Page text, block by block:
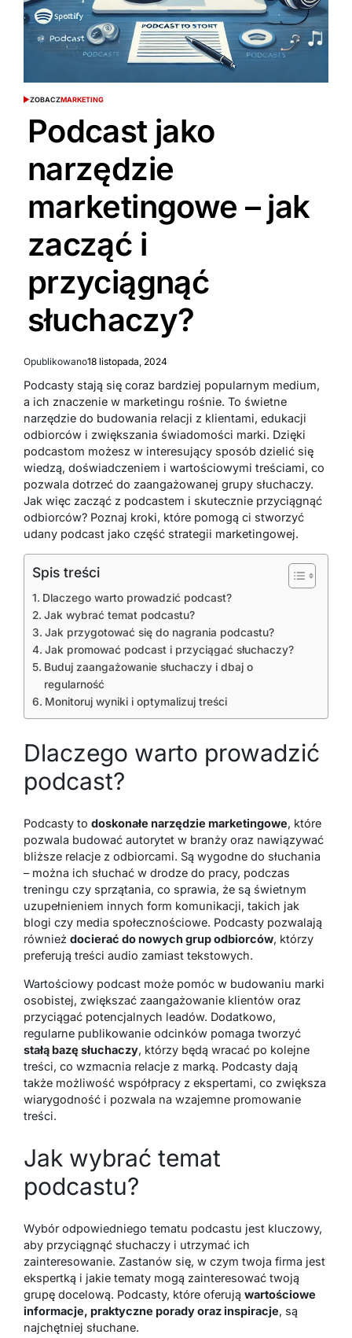
ZOBACZMARKETING
Podcast jako
narzędzie
marketingowe – jak
zacząć i
przyciągnąć
słuchaczy?
Opublikowano18 listopada, 2024
Podcasty stają się coraz bardziej popularnym medium,
a ich znaczenie w marketingu rośnie. To świetne
narzędzie do budowania relacji z klientami, edukacji
odbiorców i zwiększania świadomości marki. Dzięki
podcastom możesz w interesujący sposób dzielić się
wiedzą, doświadczeniem i wartościowymi treściami, co
pozwala dotrzeć do zaangażowanej grupy słuchaczy.
Jak więc zacząć z podcastem i skutecznie przyciągnąć
odbiorców? Poznaj kroki, które pomogą ci stworzyć
udany podcast jako część strategii marketingowej.
Spis treści
Dlaczego warto prowadzić podcast?
Jak wybrać temat podcastu?
Jak przygotować się do nagrania podcastu?
Jak promować podcast i przyciągać słuchaczy?
Buduj zaangażowanie słuchaczy i dbaj o
regularność
Monitoruj wyniki i optymalizuj treści
Dlaczego warto prowadzić
podcast?
Podcasty to doskonałe narzędzie marketingowe, które
pozwala budować autorytet w branży oraz nawiązywać
bliższe relacje z odbiorcami. Są wygodne do słuchania
– można ich słuchać w drodze do pracy, podczas
treningu czy sprzątania, co sprawia, że są świetnym
uzupełnieniem innych form komunikacji, takich jak
blogi czy media społecznościowe. Podcasty pozwalają
również docierać do nowych grup odbiorców, którzy
preferują treści audio zamiast tekstowych.
Wartościowy podcast może pomóc w budowaniu marki
osobistej, zwiększać zaangażowanie klientów oraz
przyciągać potencjalnych leadów. Dodatkowo,
regularne publikowanie odcinków pomaga tworzyć
stałą bazę słuchaczy, którzy będą wracać po kolejne
treści, co wzmacnia relacje z marką. Podcasty dają
także możliwość współpracy z ekspertami, co zwiększa
wiarygodność i pozwala na wzajemne promowanie
treści.
Jak wybrać temat
podcastu?
Wybór odpowiedniego tematu podcastu jest kluczowy,
aby przyciągnąć słuchaczy i utrzymać ich
zainteresowanie. Zastanów się, w czym twoja firma jest
ekspertką i jakie tematy mogą zainteresować twoją
grupę docelową. Podcasty, które oferują wartościowe
informacje, praktyczne porady oraz inspiracje, są
najchętniej słuchane.